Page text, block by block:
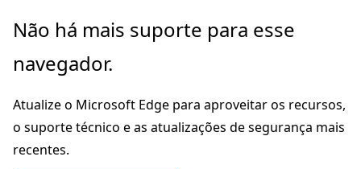
Pular
o
principal
Não há mais suporte para esse
navegador.
Atualize o Microsoft Edge para aproveitar os recursos,
o suporte técnico e as atualizações de segurança mais
recentes.